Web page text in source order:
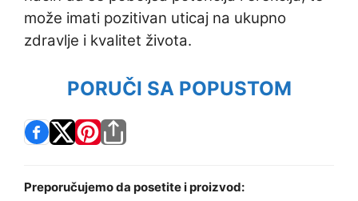
može imati pozitivan uticaj na ukupno
zdravlje i kvalitet života.
PORUČI SA POPUSTOM
Preporučujemo da posetite i proizvod: